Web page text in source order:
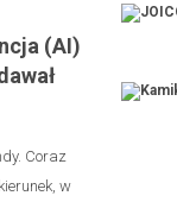
(AI)
Coraz
w